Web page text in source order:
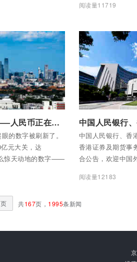
人、调查统计司司
问。以下为文字实
阅读量11719
熊猫债突破5000亿——人民币正在变成“全球硬通货”
的数字被刷新了。
元大关，达
惊天动地的数字——
：人民币正在从“买
中国人民银行、香
香港证券及期货事
合公告，欢迎中国
平台），以进一步
枢纽的地位。
阅读量12183
共167页， 1995条新闻